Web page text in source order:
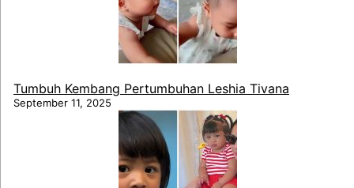
Tumbuh Kembang Pertumbuhan Leshia Tivana
September 11, 2025